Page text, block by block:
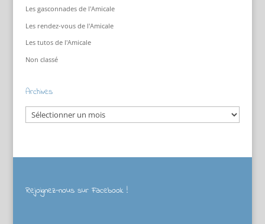
Les gasconnades de l'Amicale
Les rendez-vous de l'Amicale
Les tutos de l'Amicale
Non classé
Archives
Archives
Rejoignez-nous sur Facebook !